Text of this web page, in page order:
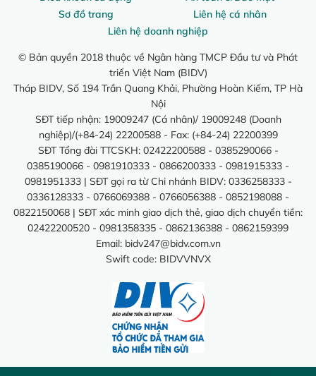
Sơ đồ trang
Liên hệ cá nhân
Liên hệ doanh nghiệp
© Bản quyền 2018 thuộc về Ngân hàng TMCP Đầu tư và Phát
triển Việt Nam (BIDV)
Tháp BIDV, Số 194 Trần Quang Khải, Phường Hoàn Kiếm, TP Hà
Nội
SĐT tiếp nhận: 19009247 (Cá nhân)/ 19009248 (Doanh
nghiệp)/(+84-24) 22200588 - Fax: (+84-24) 22200399
SĐT Tổng đài TTCSKH: 02422200588 - 0385290066 -
0385190066 - 0981910333 - 0866200333 - 0981915333 -
0981951333 | SĐT gọi ra từ Chi nhánh BIDV: 0336258333 -
0336128333 - 0766069388 - 0766056388 - 0852198088 -
0822150068 | SĐT xác minh giao dịch thẻ, giao dịch chuyển tiền:
02422200520 - 0981358335 - 0862136388 - 0862159399
Email: bidv247@bidv.com.vn
Swift code: BIDVVNVX